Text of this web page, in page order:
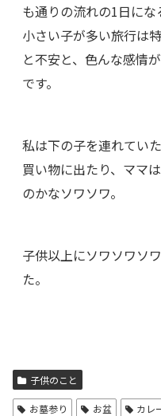
も通りの流れの1日にな
小さい子が多い旅行は
と不安と、色んな感情
です。
私は下の子を連れてい
買い物に出たり、ママ
のかなソワソワ。
子供以上にソワソワソ
た。
子供のこと
お墓参り お盆 カレ